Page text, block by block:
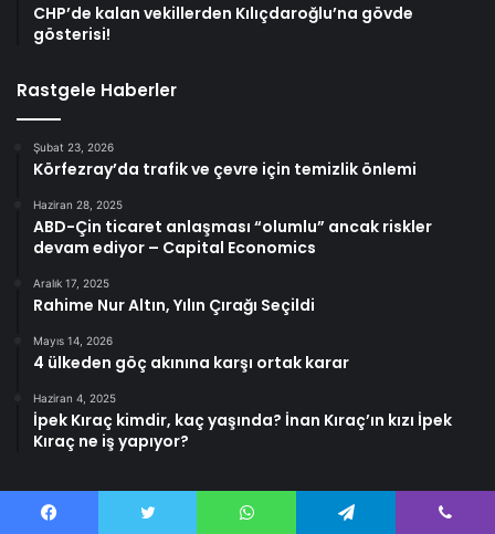
CHP’de kalan vekillerden Kılıçdaroğlu’na gövde
gösterisi!
Rastgele Haberler
Şubat 23, 2026
Körfezray’da trafik ve çevre için temizlik önlemi
Haziran 28, 2025
ABD-Çin ticaret anlaşması “olumlu” ancak riskler
devam ediyor – Capital Economics
Aralık 17, 2025
Rahime Nur Altın, Yılın Çırağı Seçildi
Mayıs 14, 2026
4 ülkeden göç akınına karşı ortak karar
Haziran 4, 2025
İpek Kıraç kimdir, kaç yaşında? İnan Kıraç’ın kızı İpek
Kıraç ne iş yapıyor?